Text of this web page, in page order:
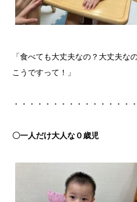
「食べても大丈夫なの？大丈夫な
こうですって！」
・・・・・・・・・・・・・・・
〇一人だけ大人な０歳児